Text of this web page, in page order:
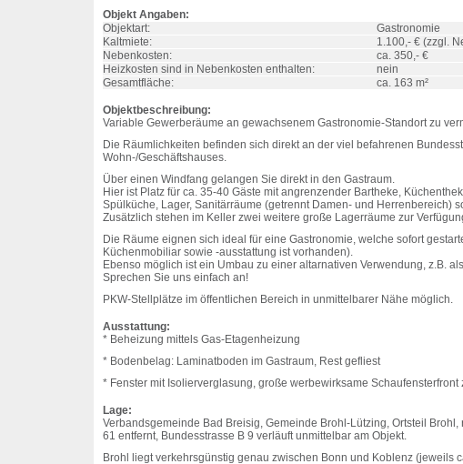
Objekt Angaben:
Objektart:
Gastronomie
Kaltmiete:
1.100,- € (zzgl.
Nebenkosten:
ca. 350,- €
Heizkosten sind in Nebenkosten enthalten:
nein
Gesamtfläche:
ca. 163 m²
Objektbeschreibung:
Variable Gewerberäume an gewachsenem Gastronomie-Standort zu
Die Räumlichkeiten befinden sich direkt an der viel befahrenen
Wohn-/Geschäftshauses.
Über einen Windfang gelangen Sie direkt in den Gastraum.
Hier ist Platz für ca. 35-40 Gäste mit angrenzender Bartheke,
Spülküche, Lager, Sanitärräume (getrennt Damen- und Herrenbereich)
Zusätzlich stehen im Keller zwei weitere große Lagerräume zur
Die Räume eignen sich ideal für eine Gastronomie, welche sofort
Küchenmobiliar sowie -ausstattung ist vorhanden).
Ebenso möglich ist ein Umbau zu einer altarnativen Verwendung, z.B.
Sprechen Sie uns einfach an!
PKW-Stellplätze im öffentlichen Bereich in unmittelbarer Nähe möglich.
Ausstattung:
* Beheizung mittels Gas-Etagenheizung
* Bodenbelag: Laminatboden im Gastraum, Rest gefliest
* Fenster mit Isolierverglasung, große werbewirksame Schaufensterfront
Lage:
Verbandsgemeinde Bad Breisig, Gemeinde Brohl-Lützing, Ortsteil Brohl,
61 entfernt, Bundesstrasse B 9 verläuft unmittelbar am Objekt.
Brohl liegt verkehrsgünstig genau zwischen Bonn und Koblenz (jeweils